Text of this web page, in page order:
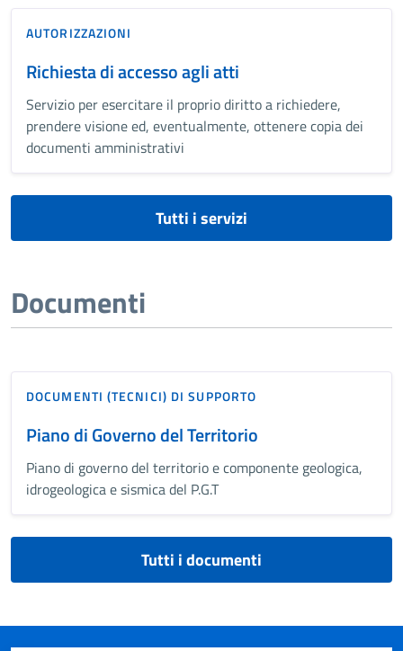
AUTORIZZAZIONI
Richiesta di accesso agli atti
Servizio per esercitare il proprio diritto a richiedere,
prendere visione ed, eventualmente, ottenere copia dei
documenti amministrativi
Tutti i servizi
Documenti
DOCUMENTI (TECNICI) DI SUPPORTO
Piano di Governo del Territorio
Piano di governo del territorio e componente geologica,
idrogeologica e sismica del P.G.T
Tutti i documenti